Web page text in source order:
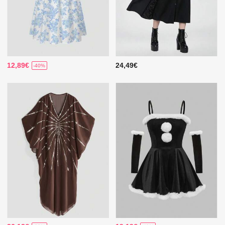
12,89€ -40% 24,49€